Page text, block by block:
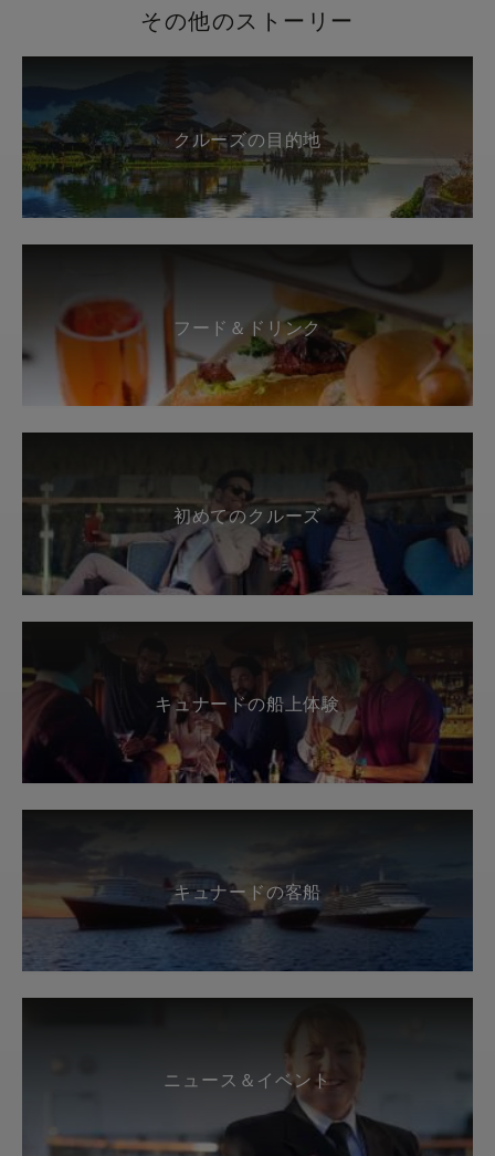
その他のストーリー
クルーズの目的地
フード＆ドリンク
初めてのクルーズ
キュナードの船上体験
キュナードの客船
ニュース＆イベント